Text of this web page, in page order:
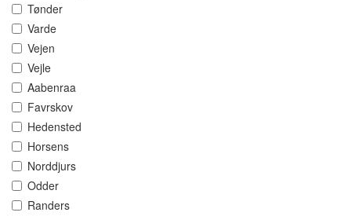
Tønder
Varde
Vejen
Vejle
Aabenraa
Favrskov
Hedensted
Horsens
Norddjurs
Odder
Randers